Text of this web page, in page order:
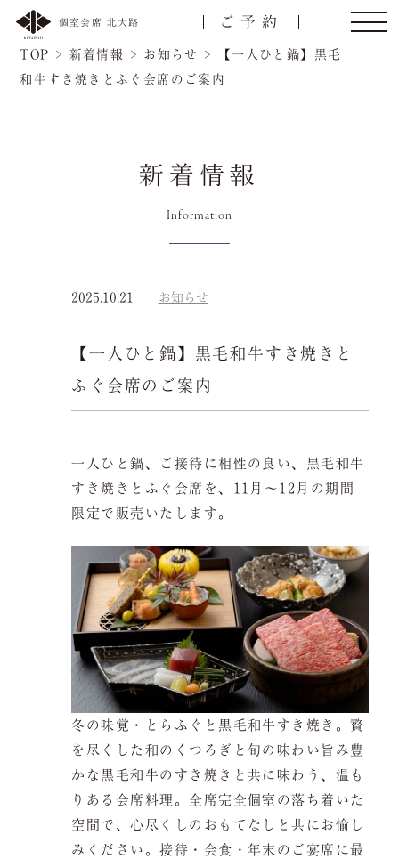
個室会席 北大路 ご予約
ご予約は当サイトが最もお得です。
ご宴会
慶事/法事 ご昼食
よくある質問 お問い合わせ
空室検索
クーポン
よくある質問
お問い合わせ
プライバシーポリシ
ー
サイトマップ
TOP > 新着情報 > お知らせ >
【一人ひと鍋】黒毛
和牛すき焼きとふぐ会席のご案内
新着情報
Information
2025.10.21 お知らせ
【一人ひと鍋】黒毛和牛すき焼きと
ふぐ会席のご案内
一人ひと鍋、ご接待に相性の良い、黒毛和牛
すき焼きとふぐ会席を、11月〜12月の期間
限定で販売いたします。
冬の味覚・とらふぐと黒毛和牛すき焼き。贅
を尽くした和のくつろぎと旬の味わい旨み豊
かな黒毛和牛のすき焼きと共に味わう、温も
りある会席料理。全席完全個室の落ち着いた
空間で、心尽くしのおもてなしと共にお愉し
みください。接待・会食・年末のご宴席に最